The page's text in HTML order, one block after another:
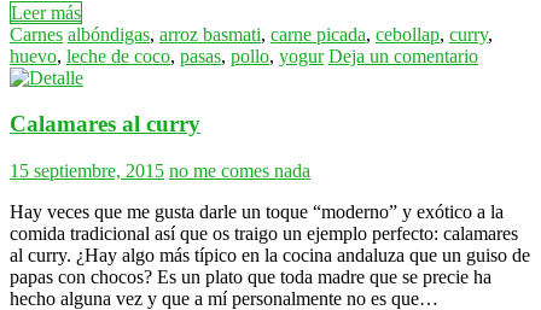
Leer más
Carnes albóndigas, arroz basmati, carne picada, cebollap, curry,
huevo, leche de coco, pasas, pollo, yogur Deja un comentario
Calamares al curry
15 septiembre, 2015 no me comes nada
Hay veces que me gusta darle un toque “moderno” y exótico a la
comida tradicional así que os traigo un ejemplo perfecto: calamares
al curry. ¿Hay algo más típico en la cocina andaluza que un guiso de
papas con chocos? Es un plato que toda madre que se precie ha
hecho alguna vez y que a mí personalmente no es que…